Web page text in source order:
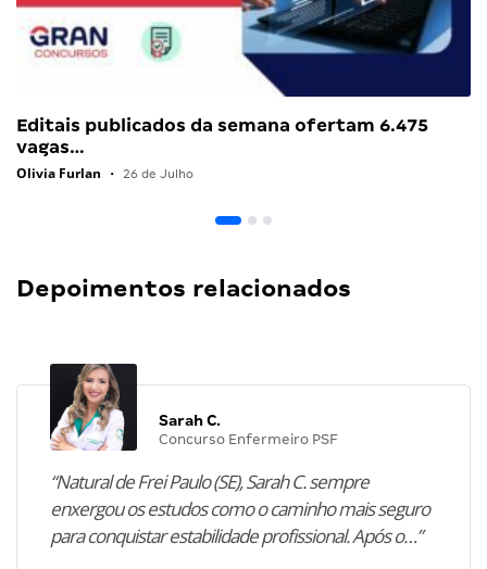
Editais publicados da semana ofertam 6.475
vagas…
Olivia Furlan • 26 de Julho
Depoimentos relacionados
Sarah C.
Concurso Enfermeiro PSF
“Natural de Frei Paulo (SE), Sarah C. sempre
enxergou os estudos como o caminho mais seguro
para conquistar estabilidade profissional. Após o…”